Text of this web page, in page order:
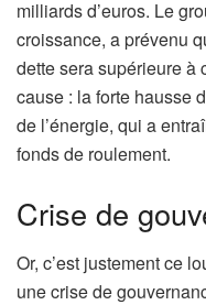
milliards d’euros. Le
croissance, a prévenu
dette sera supérieure à
cause : la forte hausse
de l’énergie, qui a
fonds de roulement.
Crise de
Or, c’est justement ce
une crise de